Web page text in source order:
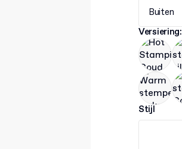
Buiten
Versiering:
Stijl